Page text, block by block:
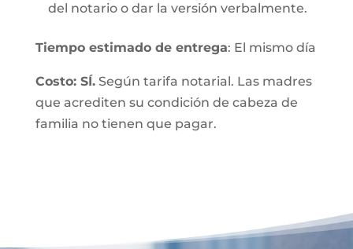
del notario o dar la versión verbalmente.
Tiempo estimado de entrega: El mismo día
Costo: SÍ.Según tarifa notarial. Las madres
que acrediten su condición de cabeza de
familia no tienen que pagar.